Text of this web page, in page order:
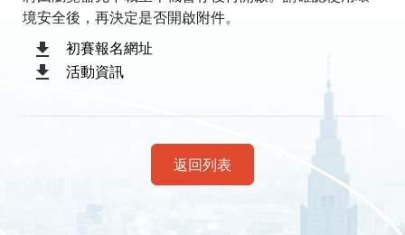
境安全後，再決定是否開啟附件。
初賽報名網址
活動資訊
返回列表